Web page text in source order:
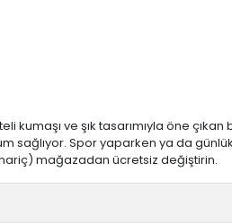
kumaşı ve şık tasarımıyla öne
sağlıyor. Spor yaparken ya da
mağazadan ücretsiz değiştirin.